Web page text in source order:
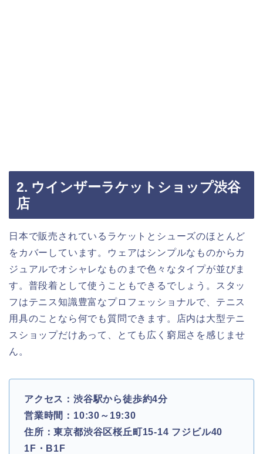
2. ウインザーラケットショップ渋谷
店
日本で販売されているラケットとシューズのほとんど
をカバーしています。ウェアはシンプルなものからカ
ジュアルでオシャレなものまで色々なタイプが並びま
す。普段着として使うこともできるでしょう。スタッ
フはテニス知識豊富なプロフェッショナルで、テニス
用具のことなら何でも質問できます。店内は大型テニ
スショップだけあって、とても広く窮屈さを感じませ
ん。
アクセス：渋谷駅から徒歩約4分
営業時間：10:30～19:30
住所：東京都渋谷区桜丘町15-14 フジビル40
1F・B1F